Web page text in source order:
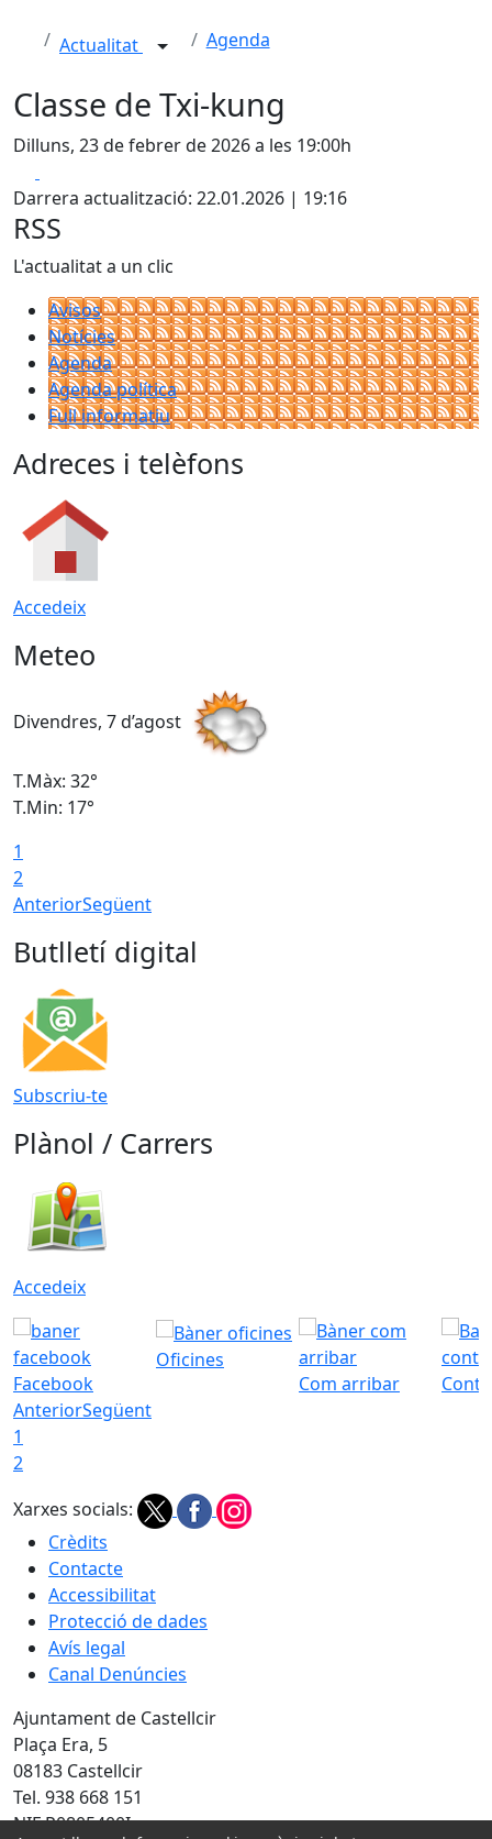
Actualitat Agenda
Classe de Txi-kung
Dilluns, 23 de febrer de 2026 a les 19:00h
Darrera actualització: 22.01.2026 | 19:16
RSS
L'actualitat a un clic
Avisos
Notícies
Agenda
Agenda política
Full informatiu
Adreces i telèfons
Accedeix
Meteo
Divendres, 7 d’agost
T.Màx: 32°
T.Min: 17°
1
2
AnteriorSegüent
Butlletí digital
Subscriu-te
Plànol / Carrers
Accedeix
Facebook
Oficines
Com arribar
AnteriorSegüent
1
2
Xarxes socials:
Crèdits
Contacte
Accessibilitat
Protecció de dades
Avís legal
Canal Denúncies
Ajuntament de Castellcir
Plaça Era, 5
08183 Castellcir
Tel. 938 668 151
NIF P0805400I